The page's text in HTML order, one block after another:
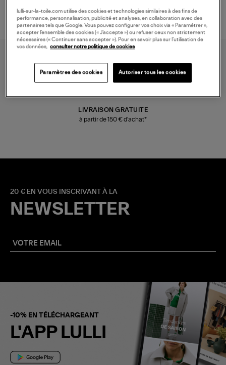
LIVRAISON GRATUITE
à partir de 150 € d'achat*
20 € EN VOUS INSCRIVANT À LA
NEWSLETTER
-10% EN TÉLÉCHARGEANT
L'APP LULLI
lulli-sur-la-toile.com utilise des cookies et technologies similaires à des fins de
performance, personnalisation, publicité et analyses, en collaboration avec des
partenaires tels que Google. Vous pouvez configurer vos choix via « Paramétrer »,
accepter l’ensemble des cookies (« J’accepte ») ou refuser ceux non strictement
nécessaires (« Continuer sans accepter »). Pour en savoir plus sur l’utilisation de
vos données, consulter notre politique de cookies
Paramètres des cookies Autoriser tous les cookies